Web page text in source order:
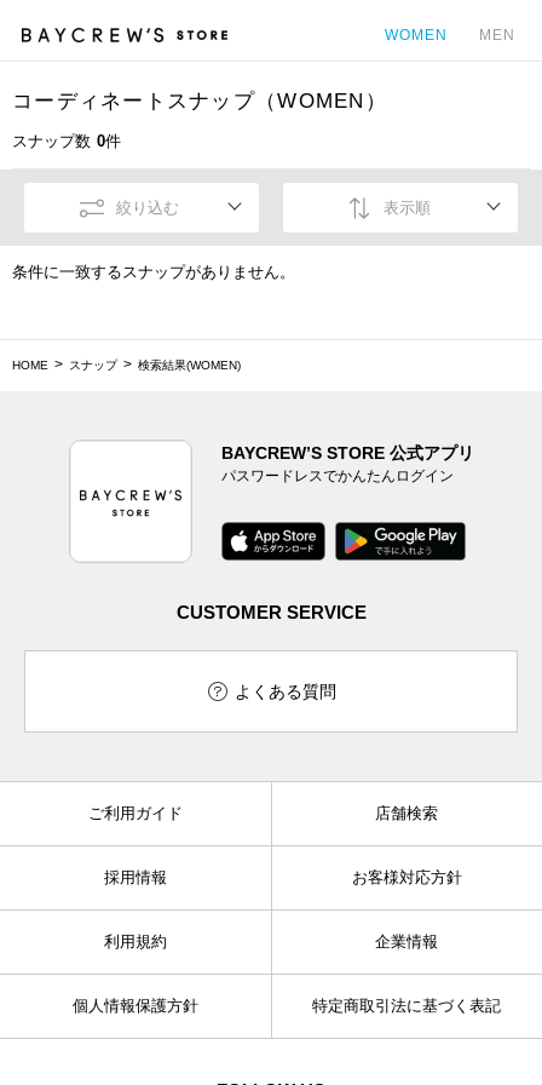
WOMEN MEN
コーディネートスナップ（WOMEN）
スナップ数 0件
絞り込む 表示順
条件に一致するスナップがありません。
HOME スナップ 検索結果(WOMEN)
BAYCREW’S STORE 公式アプリ
パスワードレスでかんたんログイン
CUSTOMER SERVICE
よくある質問
ご利用ガイド 店舗検索
採用情報 お客様対応方針
利用規約 企業情報
個人情報保護方針 特定商取引法に基づく表記